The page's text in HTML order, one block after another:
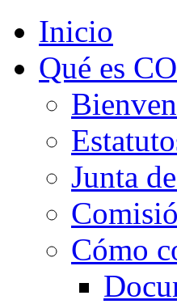
Inicio
Qué es
Junta
Cómo